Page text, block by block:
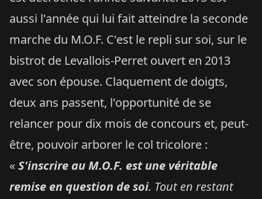
aussi l'année qui lui fait atteindre la seconde
marche du M.O.F. C'est le repli sur soi, sur le
bistrot de Levallois-Perret ouvert en 2013
avec son épouse. Claquement de doigts,
deux ans passent, l'opportunité de se
relancer pour dix mois de concours et, peut-
être, pouvoir arborer le col tricolore :
«S'inscrire au M.O.F. est une véritable
remise en question de soi. Tout en restant